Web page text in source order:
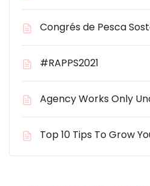
Congrés de Pesca
#RAPPS2021
Agency Works Only
Top 10 Tips To Grow